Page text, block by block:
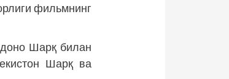
фильмнинг
доно Шарқ билан
Шарқ ва